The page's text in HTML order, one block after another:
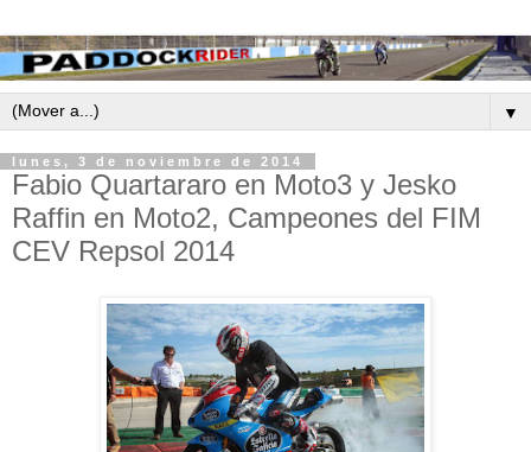
▼
lunes, 3 de noviembre de 2014
Fabio Quartararo en Moto3 y Jesko
Raffin en Moto2, Campeones del FIM
CEV Repsol 2014